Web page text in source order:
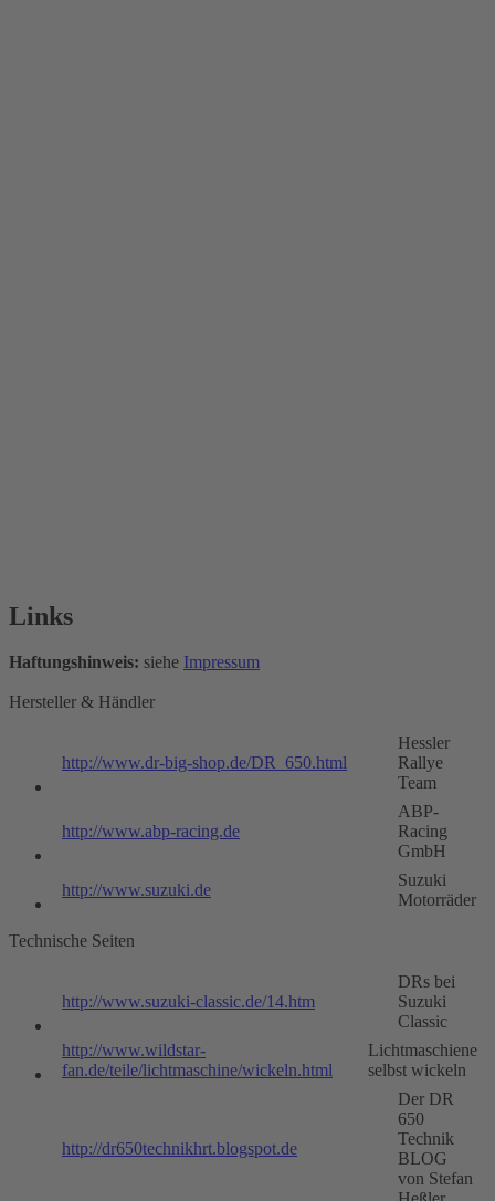
Links
Haftungshinweis: siehe Impressum
Hersteller & Händler
http://www.dr-big-shop.de/DR_650.html
Hessler
Rallye
Team
http://www.abp-racing.de
ABP-
Racing
GmbH
http://www.suzuki.de
Suzuki
Motorräder
Technische Seiten
http://www.suzuki-classic.de/14.htm
DRs bei
Suzuki
Classic
http://www.wildstar-
fan.de/teile/lichtmaschine/wickeln.html
Lichtmaschiene
selbst wickeln
http://dr650technikhrt.blogspot.de
Der DR
650
Technik
BLOG
von Stefan